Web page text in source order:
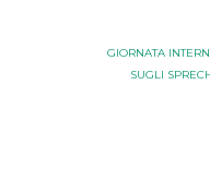
GIORNATA
SUGLI